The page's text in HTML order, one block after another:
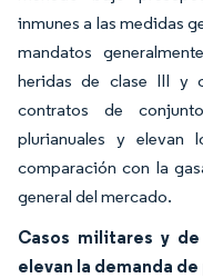
inmunes a las medidas
mandatos
heridas de clase III y
contratos de
plurianuales y elevan
comparación con la
general del mercado.
Casos militares y
elevan la demanda